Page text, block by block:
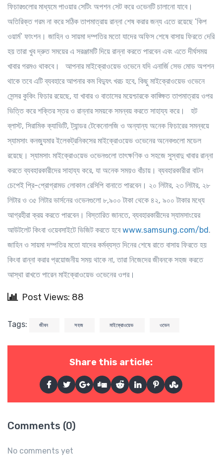
ফিচারগুলোর মাধ্যমে পাওয়ার সেটিং অপশন সেট করে ওভেনটি চালানো যাবে।
অতিরিক্ত গরম না করে সঠিক তাপমাত্রায় রান্না শেষ করার জন্য এতে রয়েছে ‘কিপ
ওয়ার্ম’ ফাংশন। জাহিন ও সায়মা দম্পতির মতো যাদের অফিস শেষে বাসায় ফিরতে দেরি
হয় তারা খুব দ্রুত সময়ের এ সরঞ্জামটি দিয়ে রান্না করতে পারবেন এবং এতে দীর্ঘসময়
খাবার গরমও থাকবে। আপনার মাইক্রোওয়েভ ওভেনে যদি এনার্জি সেভ মোড অপশন
থাকে তবে এটি ব্যবহারে আপনার কম বিদ্যুৎ খরচ হবে, কিছু মাইক্রোওয়েভ ওভেনে
সেন্সর কুকিং ফিচার রয়েছে, যা খাবার ও বাতাসের ময়েশ্চারকে কাঙ্ক্ষিত তাপমাত্রায় ওপর
ভিত্তি করে শক্তির স্তর ও রান্নার সময়কে সমন্বয় করতে সাহায্য করে। হট
ব্লাস্ট, সিরামিক ক্যাভিটি, ট্যান্ডর টেকেনোলজি ও অন্যান্য অনেক ফিচারের সমন্বয়ে
স্যামসাং কনজ্যুমার ইলেকট্রনিকসের মাইক্রোওয়েভ ওভেনের অনেকগুলো মডেল
রয়েছে। স্যামসাং মাইক্রোওয়েভ ওভেনগুলো তাৎক্ষণিক ও সহজে সুস্বাদু খাবার রান্না
করতে ব্যবহারকারীদের সাহায্য করে, যা অনেক সময়ও বাঁচায়। ব্যবহারকারীরা বাটন
চেপেই প্রি-প্রোগ্রামড লোকাল রেসিপি বানাতে পারবেন। ২০ লিটার, ২৩ লিটার, ২৮
লিটার ও ৩৫ লিটার ভার্সনের ওভেনগুলো ৮,৯০০ টাকা থেকে ৪২, ৯০০ টাকার মধ্যে
আগ্রহীরা ক্রয় করতে পারবেন। বিস্তারিত জানতে, ব্যবহারকারীদের স্যামসাংয়ের
আউটলেট কিংবা ওয়েবসাইটে ভিজিট করতে হবেwww.samsung.com/bd.
জাহিন ও সায়মা দম্পতির মতো যাদের কর্মব্যস্ত দিনের শেষে রাতে বাসায় ফিরতে হয়
কিংবা রান্না করার প্রয়োজনীয় সময় থাকে না, তারা নিজেদের জীবনকে সহজ করতে
আস্থা রাখতে পারেন মাইক্রোওয়েভ ওভেনের ওপর।
Post Views: 88
Tags: জীবন সহজ মাইক্রোওয়েভ ওভেন
Share this article:
Comments (0)
No comments yet